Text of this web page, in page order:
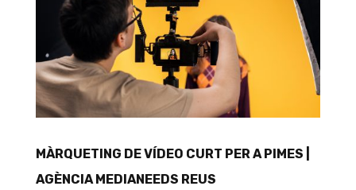
MÀRQUETING DE VÍDEO CURT PER A PIMES |
AGÈNCIA MEDIANEEDS REUS